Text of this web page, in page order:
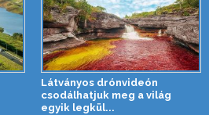
Látványos drónvideón
csodálhatjuk meg a világ
egyik legkül...